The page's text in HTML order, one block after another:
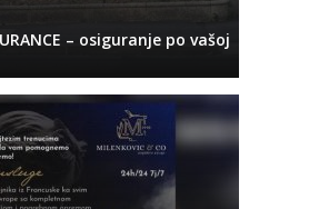
– osiguranje po vašoj